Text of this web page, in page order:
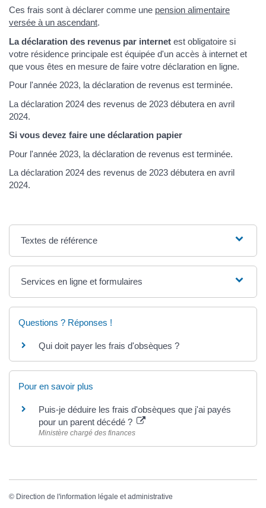
Ces frais sont à déclarer comme une pension alimentaire
versée à un ascendant.
La déclaration des revenus par internet est obligatoire si
votre résidence principale est équipée d'un accès à internet et
que vous êtes en mesure de faire votre déclaration en ligne.
Pour l'année 2023, la déclaration de revenus est terminée.
La déclaration 2024 des revenus de 2023 débutera en avril
2024.
Si vous devez faire une déclaration papier
Pour l'année 2023, la déclaration de revenus est terminée.
La déclaration 2024 des revenus de 2023 débutera en avril
2024.
Textes de référence
Services en ligne et formulaires
Questions ? Réponses !
Qui doit payer les frais d'obsèques ?
Pour en savoir plus
Puis-je déduire les frais d'obsèques que j'ai payés
pour un parent décédé ?
Ministère chargé des finances
© Direction de l'information légale et administrative